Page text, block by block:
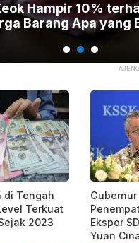
Hampir 10%
Barang Apa yang
di Tengah
Terkuat
2023
Gubernur
Ekspor
Yuan